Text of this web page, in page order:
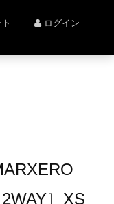
ログイン
］XS